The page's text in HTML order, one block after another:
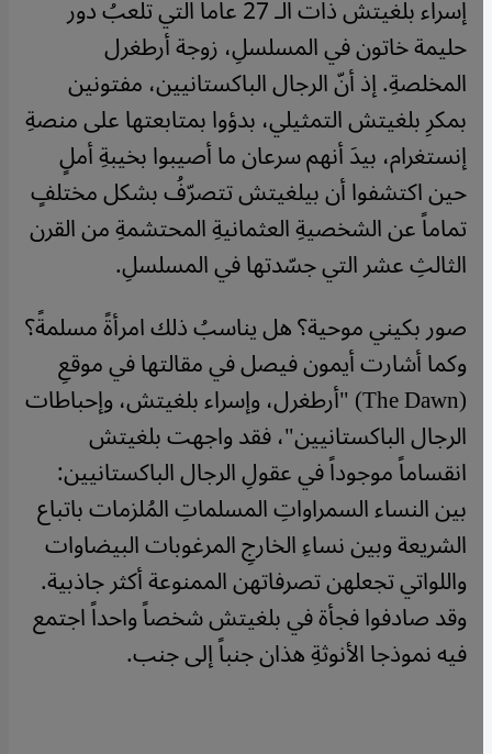
إسراء بلغيتش ذات الـ 27 عاماً التي تلعبُ دور
حليمة خاتون في المسلسلِ، زوجة أرطغرل
المخلصةِ. إذ أنّ الرجال الباكستانيين، مفتونين
بمكرِ بلغيتش التمثيلي، بدؤوا بمتابعتها على منصةِ
إنستغرام، بيدَ أنهم سرعان ما أصيبوا بخيبةِ أملٍ
حين اكتشفوا أن بيلغيتش تتصرّفُ بشكل مختلفٍ
تماماً عن الشخصيةِ العثمانيةِ المحتشمةِ من القرن
الثالثِ عشر التي جسّدتها في المسلسلِ.
صور بكيني موحية؟ هل يناسبُ ذلك امرأةً مسلمةً؟
وكما أشارت أيمون فيصل في مقالتها في موقعِ
(The Dawn) "أرطغرل، وإسراء بلغيتش، وإحباطات
الرجال الباكستانيين"، فقد واجهت بلغيتش
انقساماً موجوداً في عقولِ الرجال الباكستانيين:
بين النساء السمراواتِ المسلماتِ المُلزمات باتباع
الشريعة وبين نساءِ الخارجِ المرغوبات البيضاوات
واللواتي تجعلهن تصرفاتهن الممنوعة أكثر جاذبية.
وقد صادفوا فجأة في بلغيتش شخصاً واحداً اجتمع
فيه نموذجا الأنوثةِ هذان جنباً إلى جنب.